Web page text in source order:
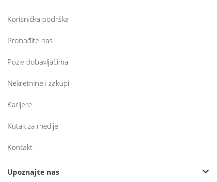
Korisnička podrška
Pronađite nas
Poziv dobavljačima
Nekretnine i zakupi
Karijere
Kutak za medije
Kontakt
Upoznajte nas